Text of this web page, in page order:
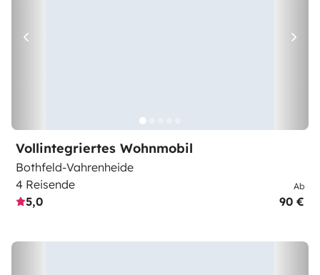
Vollintegriertes Wohnmobil
Bothfeld-Vahrenheide
4 Reisende
5,0
Ab
90 €